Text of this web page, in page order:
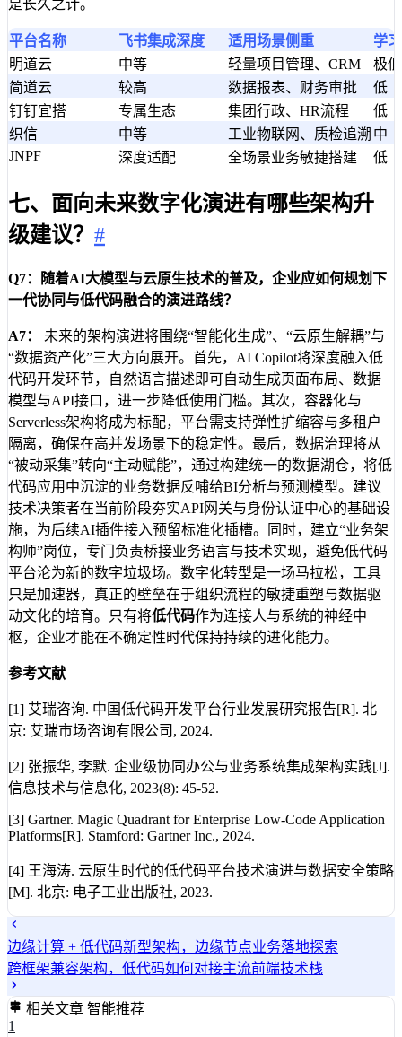
是长久之计。
平台名称 飞书集成深度 适用场景侧重
学
明道云
中等 轻量项目管理、CRM
极低
简道云
较高 数据报表、财务审批
低
钉钉宜搭
专属生态 集团行政、HR流程
低
织信
中等 工业物联网、质检追溯 中
JNPF
深度适配 全场景业务敏捷搭建 低
七、面向未来数字化演进有哪些架构升
级建议？ #
Q7：随着AI大模型与云原生技术的普及，企业应如何规划下
一代协同与低代码融合的演进路线？
A7：
未来的架构演进将围绕“智能化生成”、“云原生解耦”与
“数据资产化”三大方向展开。首先，AI Copilot将深度融入低
代码开发环节，自然语言描述即可自动生成页面布局、数据
模型与API接口，进一步降低使用门槛。其次，容器化与
Serverless架构将成为标配，平台需支持弹性扩缩容与多租户
隔离，确保在高并发场景下的稳定性。最后，数据治理将从
“被动采集”转向“主动赋能”，通过构建统一的数据湖仓，将低
代码应用中沉淀的业务数据反哺给BI分析与预测模型。建议
技术决策者在当前阶段夯实API网关与身份认证中心的基础设
施，为后续AI插件接入预留标准化插槽。同时，建立“业务架
构师”岗位，专门负责桥接业务语言与技术实现，避免低代码
平台沦为新的数字垃圾场。数字化转型是一场马拉松，工具
只是加速器，真正的壁垒在于组织流程的敏捷重塑与数据驱
动文化的培育。只有将低代码作为连接人与系统的神经中
枢，企业才能在不确定性时代保持持续的进化能力。
参考文献
[1] 艾瑞咨询. 中国低代码开发平台行业发展研究报告[R]. 北
京: 艾瑞市场咨询有限公司, 2024.
[2] 张振华, 李默. 企业级协同办公与业务系统集成架构实践[J].
信息技术与信息化, 2023(8): 45-52.
[3] Gartner. Magic Quadrant for Enterprise Low-Code Application
Platforms[R]. Stamford: Gartner Inc., 2024.
[4] 王海涛. 云原生时代的低代码平台技术演进与数据安全策略
[M]. 北京: 电子工业出版社, 2023.
边缘计算 + 低代码新型架构，边缘节点业务落地探索
跨框架兼容架构，低代码如何对接主流前端技术栈
相关文章 智能推荐
1